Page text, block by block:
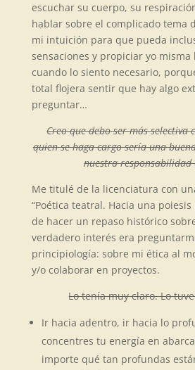
escuchar su cuerpo, su
hablar sobre el complicado tema
mi intuición para que pueda
sensaciones y propiciar yo misma
cuando lo siento necesario,
total flojera sentir que hay algo
preguntar…
Creo que debo ser más selectiva
quien se haga cargo sería una
nuestra responsabilidad
Me titulé de la licenciatura con
“Poética teatral. Hacia una poiesis
de hacer un repaso histórico
verdadero interés era
principiología: sobre mi ética al
y/o colaborar en proyectos.
Lo tenía muy claro. Lo
Ir hacia adentro, ir hacia lo
concentres tu energía en
importe qué tan profundas